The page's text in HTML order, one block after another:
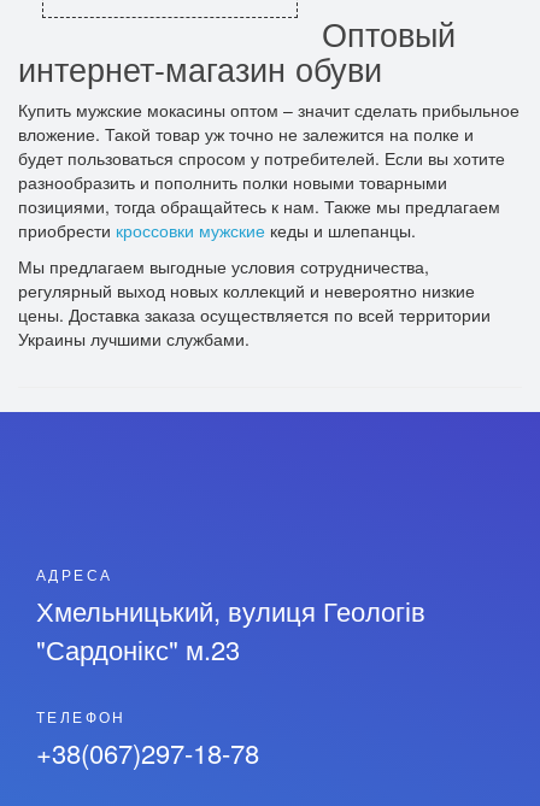
Оптовый
интернет-магазин обуви
Купить мужские мокасины оптом – значит сделать прибыльное
вложение. Такой товар уж точно не залежится на полке и
будет пользоваться спросом у потребителей. Если вы хотите
разнообразить и пополнить полки новыми товарными
позициями, тогда обращайтесь к нам. Также мы предлагаем
приобрести кроссовки мужские кеды и шлепанцы.
Мы предлагаем выгодные условия сотрудничества,
регулярный выход новых коллекций и невероятно низкие
цены. Доставка заказа осуществляется по всей территории
Украины лучшими службами.
АДРЕСА
Хмельницький, вулиця Геологів
"Сардонікс" м.23
ТЕЛЕФОН
+38(067)297-18-78